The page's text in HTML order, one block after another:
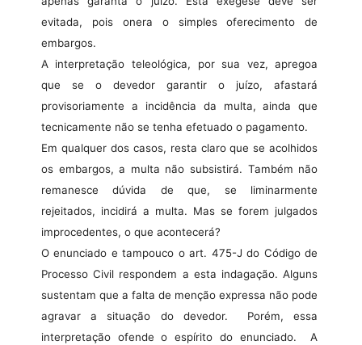
evitada, pois onera o simples oferecimento de
embargos.
A interpretação teleológica, por sua vez, apregoa
que se o devedor garantir o juízo, afastará
provisoriamente a incidência da multa, ainda que
tecnicamente não se tenha efetuado o pagamento.
Em qualquer dos casos, resta claro que se acolhidos
os embargos, a multa não subsistirá. Também não
remanesce dúvida de que, se liminarmente
rejeitados, incidirá a multa. Mas se forem julgados
improcedentes, o que acontecerá?
O enunciado e tampouco o art. 475-J do Código de
Processo Civil respondem a esta indagação. Alguns
sustentam que a falta de menção expressa não pode
agravar a situação do devedor.
Porém, essa
interpretação ofende o espírito do enunciado.
A